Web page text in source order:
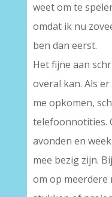
weet om te
omdat ik nu
ben dan eerst.
Het fijne aan
overal kan. Als
me opkomen,
telefoonnotities.
avonden en
mee bezig zijn.
om op